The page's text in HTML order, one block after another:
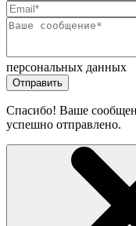
персональных данных
Отправить
Спасибо! Ваше
успешно отправлено.